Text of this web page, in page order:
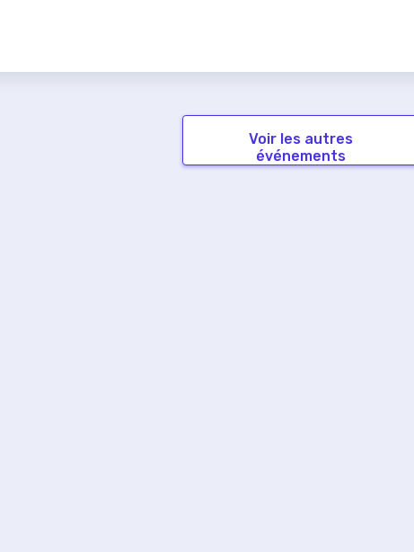
Voir les autres
événements